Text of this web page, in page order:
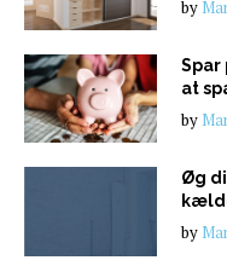
by
Spar
at
by
Øg
by